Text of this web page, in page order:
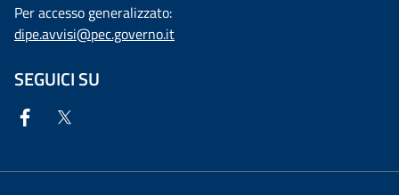
Per accesso generalizzato:
dipe.avvisi@pec.governo.it
SEGUICI SU